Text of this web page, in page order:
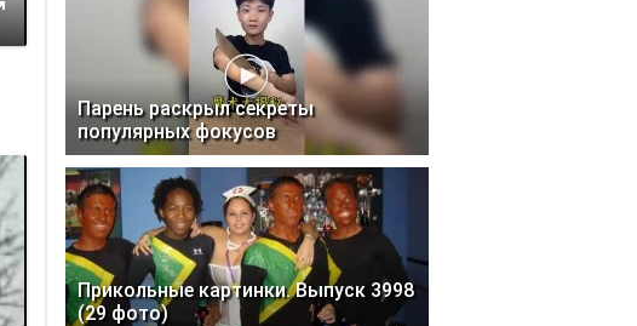
Парень раскрыл секреты
популярных фокусов
Прикольные картинки. Выпуск 3998
(29 фото)